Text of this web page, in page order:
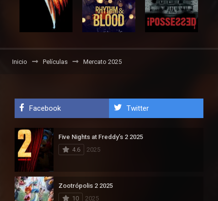
Inicio Películas Mercato 2025
Facebook Twitter
Five Nights at Freddy’s 2 2025
4.6
2025
Zootrópolis 2 2025
10
2025